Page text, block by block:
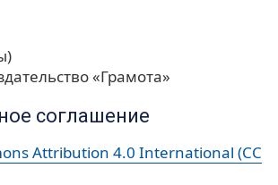
«Грамота»
соглашение
Attribution 4.0 International (CC